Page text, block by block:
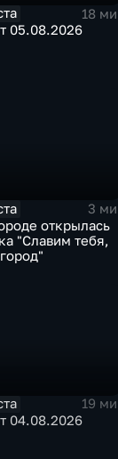
18
05.08.2026
3
открылась
"Славим тебя,
19
04.08.2026